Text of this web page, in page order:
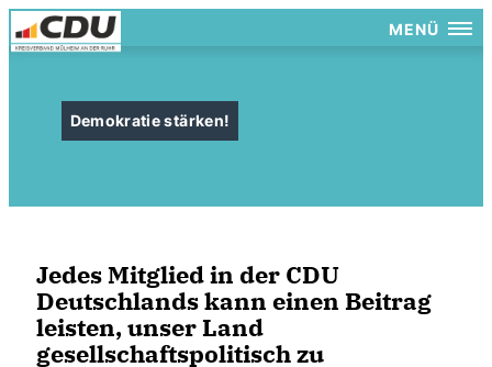
MENÜ
Demokratie stärken!
Jedes Mitglied in der CDU
Deutschlands kann einen Beitrag
leisten, unser Land
gesellschaftspolitisch zu